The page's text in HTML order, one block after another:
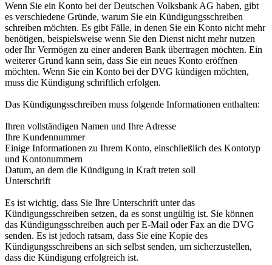
Wenn Sie ein Konto bei der Deutschen Volksbank AG haben, gibt
es verschiedene Gründe, warum Sie ein Kündigungsschreiben
schreiben möchten. Es gibt Fälle, in denen Sie ein Konto nicht mehr
benötigen, beispielsweise wenn Sie den Dienst nicht mehr nutzen
oder Ihr Vermögen zu einer anderen Bank übertragen möchten. Ein
weiterer Grund kann sein, dass Sie ein neues Konto eröffnen
möchten. Wenn Sie ein Konto bei der DVG kündigen möchten,
muss die Kündigung schriftlich erfolgen.
Das Kündigungsschreiben muss folgende Informationen enthalten:
Ihren vollständigen Namen und Ihre Adresse
Ihre Kundennummer
Einige Informationen zu Ihrem Konto, einschließlich des Kontotyp
und Kontonummern
Datum, an dem die Kündigung in Kraft treten soll
Unterschrift
Es ist wichtig, dass Sie Ihre Unterschrift unter das
Kündigungsschreiben setzen, da es sonst ungültig ist. Sie können
das Kündigungsschreiben auch per E-Mail oder Fax an die DVG
senden. Es ist jedoch ratsam, dass Sie eine Kopie des
Kündigungsschreibens an sich selbst senden, um sicherzustellen,
dass die Kündigung erfolgreich ist.